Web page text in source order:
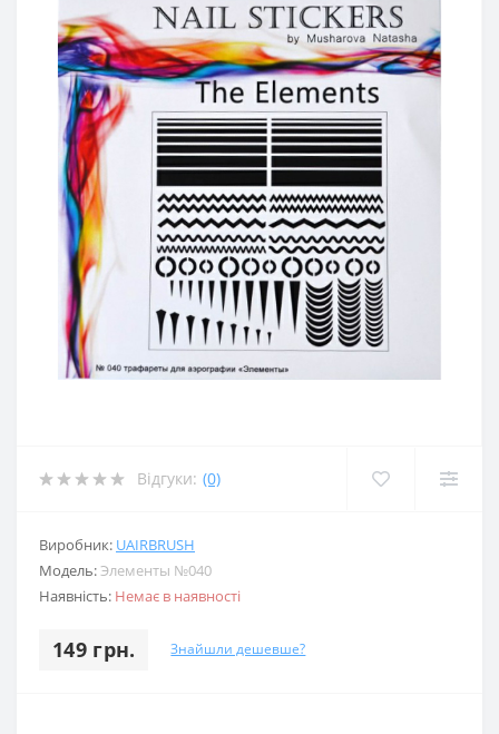
Відгуки: (0)
Виробник: UAIRBRUSH
Модель:Элементы №040
Наявність: Немає в наявності
149 грн. Знайшли дешевше?